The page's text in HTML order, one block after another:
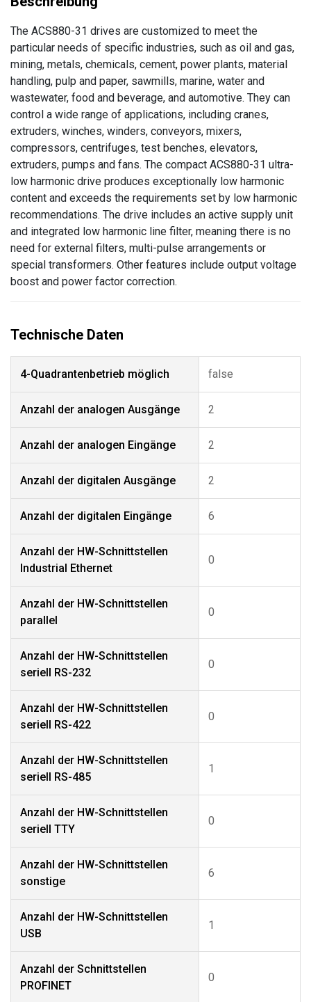
The ACS880-31 drives are customized to meet the
particular needs of specific industries, such as oil and gas,
mining, metals, chemicals, cement, power plants, material
handling, pulp and paper, sawmills, marine, water and
wastewater, food and beverage, and automotive. They can
control a wide range of applications, including cranes,
extruders, winches, winders, conveyors, mixers,
compressors, centrifuges, test benches, elevators,
extruders, pumps and fans. The compact ACS880-31 ultra-
low harmonic drive produces exceptionally low harmonic
content and exceeds the requirements set by low harmonic
recommendations. The drive includes an active supply unit
and integrated low harmonic line filter, meaning there is no
need for external filters, multi-pulse arrangements or
special transformers. Other features include output voltage
boost and power factor correction.
4-Quadrantenbetrieb möglich false
Anzahl der analogen Ausgänge 2
Anzahl der analogen Eingänge 2
Anzahl der digitalen Ausgänge 2
Anzahl der digitalen Eingänge 6
Anzahl der HW-Schnittstellen
Industrial Ethernet
0
Anzahl der HW-Schnittstellen
parallel
0
Anzahl der HW-Schnittstellen
seriell RS-232
0
Anzahl der HW-Schnittstellen
seriell RS-422
0
Anzahl der HW-Schnittstellen
seriell RS-485
1
Anzahl der HW-Schnittstellen
seriell TTY
0
Anzahl der HW-Schnittstellen
sonstige
6
Anzahl der HW-Schnittstellen
USB
1
Anzahl der Schnittstellen
PROFINET
0